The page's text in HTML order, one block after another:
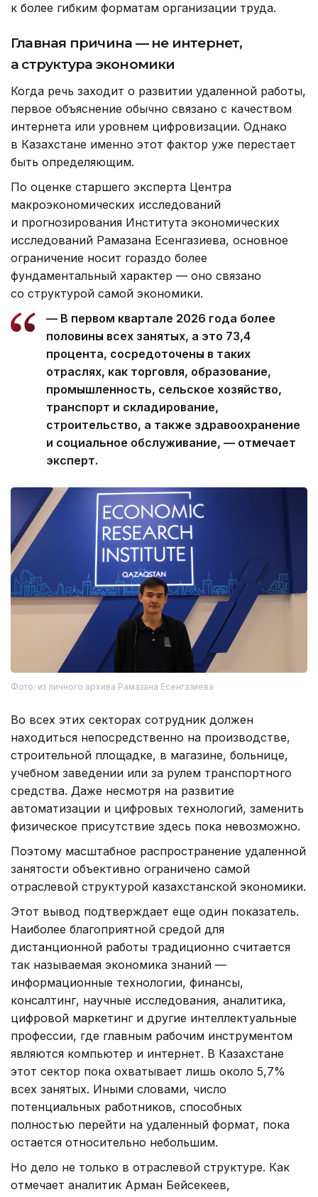
к более гибким форматам организации труда.
Главная причина — не интернет,
а структура экономики
Когда речь заходит о развитии удаленной работы,
первое объяснение обычно связано с качеством
интернета или уровнем цифровизации. Однако
в Казахстане именно этот фактор уже перестает
быть определяющим.
По оценке старшего эксперта Центра
макроэкономических исследований
и прогнозирования Института экономических
исследований Рамазана Есенгазиева, основное
ограничение носит гораздо более
фундаментальный характер — оно связано
со структурой самой экономики.
— В первом квартале 2026 года более
половины всех занятых, а это 73,4
процента, сосредоточены в таких
отраслях, как торговля, образование,
промышленность, сельское хозяйство,
транспорт и складирование,
строительство, а также здравоохранение
и социальное обслуживание, — отмечает
эксперт.
Фото: из личного архива Рамазана Есенгазиева
Во всех этих секторах сотрудник должен
находиться непосредственно на производстве,
строительной площадке, в магазине, больнице,
учебном заведении или за рулем транспортного
средства. Даже несмотря на развитие
автоматизации и цифровых технологий, заменить
физическое присутствие здесь пока невозможно.
Поэтому масштабное распространение удаленной
занятости объективно ограничено самой
отраслевой структурой казахстанской экономики.
Этот вывод подтверждает еще один показатель.
Наиболее благоприятной средой для
дистанционной работы традиционно считается
так называемая экономика знаний —
информационные технологии, финансы,
консалтинг, научные исследования, аналитика,
цифровой маркетинг и другие интеллектуальные
профессии, где главным рабочим инструментом
являются компьютер и интернет. В Казахстане
этот сектор пока охватывает лишь около 5,7%
всех занятых. Иными словами, число
потенциальных работников, способных
полностью перейти на удаленный формат, пока
остается относительно небольшим.
Но дело не только в отраслевой структуре. Как
отмечает аналитик Арман Бейсекеев,